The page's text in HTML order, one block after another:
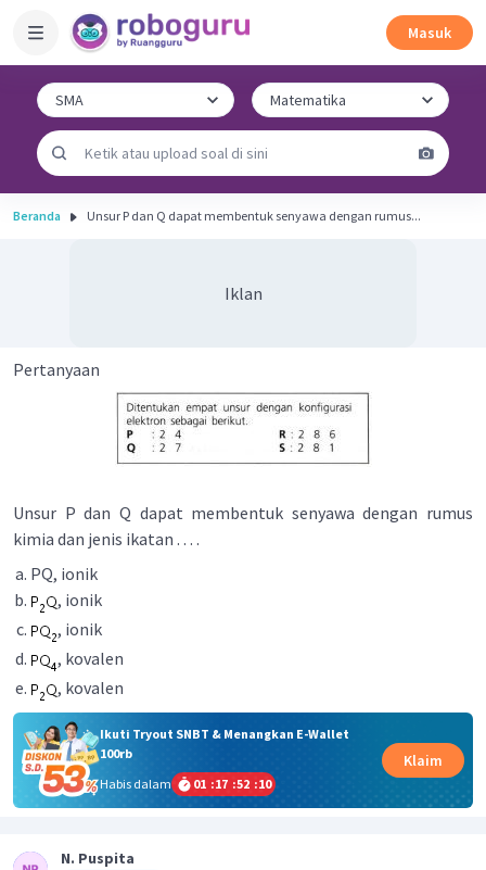
Masuk
Beranda Unsur P dan Q dapat membentuk senyawa dengan rumus...
Iklan
Pertanyaan
Unsur P dan Q dapat membentuk senyawa dengan rumus
kimia dan jenis ikatan . . . .
PQ, ionik
, ionik
, ionik
, kovalen
, kovalen
Ikuti Tryout SNBT & Menangkan E-Wallet
100rb
Habis dalam
01 :17 :52 :10
Klaim
N. Puspita